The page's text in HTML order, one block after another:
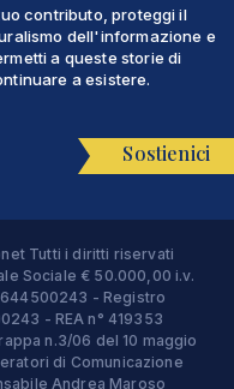
contributo, proteggi il
dell'informazione e
a queste storie di
a esistere.
Sostienici
Tutti i diritti riservati
Sociale € 50.000,00 i.v.
- Registro
- REA n° 419353
n.3/06 del 10 maggio
di Comunicazione
Andrea Maroso